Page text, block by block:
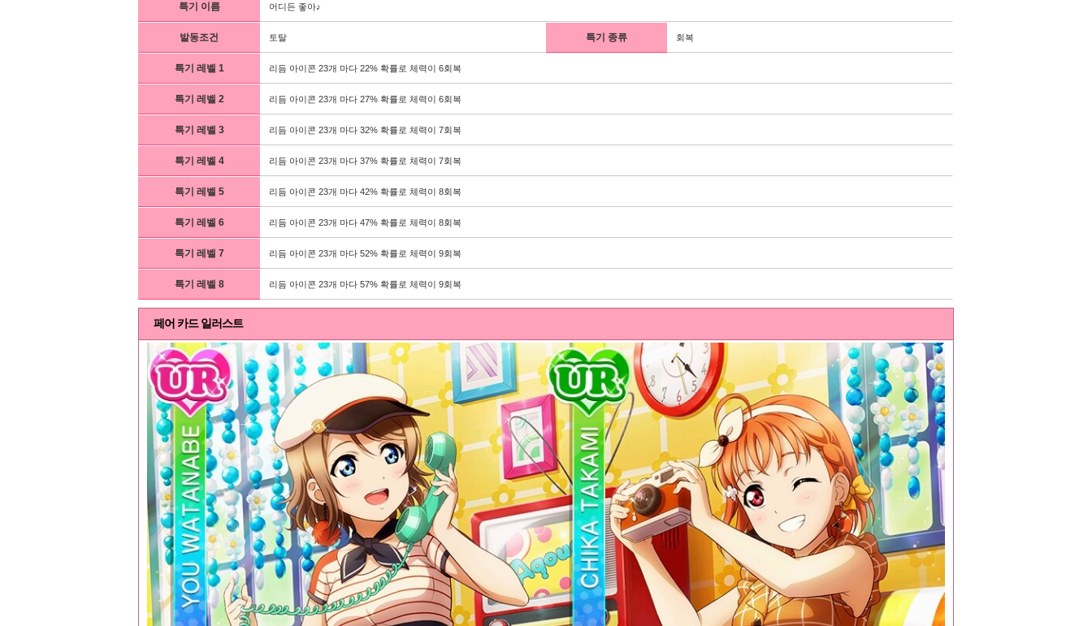
특기 이름 어디든 좋아♪
발동조건 토탈 특기 종류 회복
특기 레벨 1 리듬 아이콘 23개 마다 22% 확률로 체력이 6회복
특기 레벨 2 리듬 아이콘 23개 마다 27% 확률로 체력이 6회복
특기 레벨 3 리듬 아이콘 23개 마다 32% 확률로 체력이 7회복
특기 레벨 4 리듬 아이콘 23개 마다 37% 확률로 체력이 7회복
특기 레벨 5 리듬 아이콘 23개 마다 42% 확률로 체력이 8회복
특기 레벨 6 리듬 아이콘 23개 마다 47% 확률로 체력이 8회복
특기 레벨 7 리듬 아이콘 23개 마다 52% 확률로 체력이 9회복
특기 레벨 8 리듬 아이콘 23개 마다 57% 확률로 체력이 9회복
페어 카드 일러스트